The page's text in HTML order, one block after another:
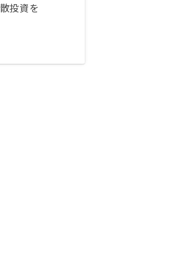
投資を